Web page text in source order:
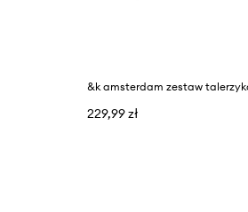
229,99 zł